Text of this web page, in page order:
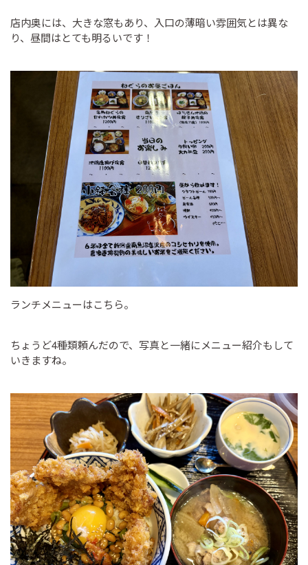
店内奥には、大きな窓もあり、入口の薄暗い雰囲気とは異な
り、昼間はとても明るいです！
ランチメニューはこちら。
ちょうど4種類頼んだので、写真と一緒にメニュー紹介もして
いきますね。